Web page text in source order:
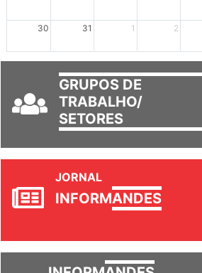
30 31 1 2
GRUPOS DE
TRABALHO/
SETORES
JORNAL
INFORMANDES